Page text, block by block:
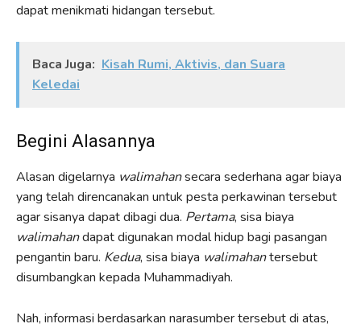
dapat menikmati hidangan tersebut.
Baca Juga: Kisah Rumi, Aktivis, dan Suara
Keledai
Begini Alasannya
Alasan digelarnya walimahansecara sederhana agar biaya
yang telah direncanakan untuk pesta perkawinan tersebut
agar sisanya dapat dibagi dua. Pertama, sisa biaya
walimahandapat digunakan modal hidup bagi pasangan
pengantin baru. Kedua, sisa biaya walimahantersebut
disumbangkan kepada Muhammadiyah.
Nah, informasi berdasarkan narasumber tersebut di atas,